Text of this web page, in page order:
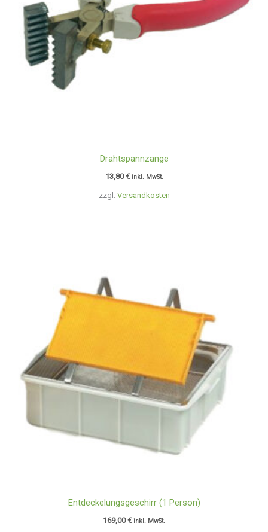
zzgl. Versandkosten
Drahtspannzange
13,80€ inkl. MwSt.
Entdeckelungsgeschirr (1 Person)
169,00€ inkl. MwSt.